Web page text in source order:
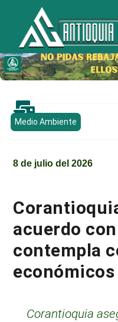

Medio Ambiente
8 de julio del 2026
acuerdo
contempla
económicos
Corantioquia